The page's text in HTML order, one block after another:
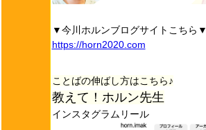
▼今川ホルンブログサイトこちら▼
https://horn2020.com
ことばの伸ばし方はこちら♪
教えて！ホルン先生
インスタグラムリール